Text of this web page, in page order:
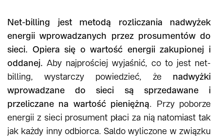
Net-billing jest metodą rozliczania nadwyżek
energii wprowadzanych przez prosumentów do
sieci. Opiera się o wartość energii zakupionej i
oddanej. Aby najprościej wyjaśnić, co to jest net-
billing, wystarczy powiedzieć, że nadwyżki
wprowadzane do sieci są sprzedawane i
przeliczane na wartość pieniężną. Przy poborze
energii z sieci prosument płaci za nią natomiast tak
jak każdy inny odbiorca. Saldo wyliczone w związku